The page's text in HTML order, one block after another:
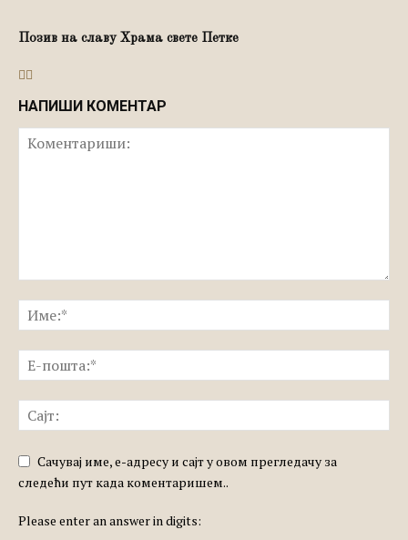
Позив на славу Храма свете Петке
НАПИШИ КОМЕНТАР
Сачувај име, е-адресу и сајт у овом прегледачу за
следећи пут када коментаришем..
Please enter an answer in digits: